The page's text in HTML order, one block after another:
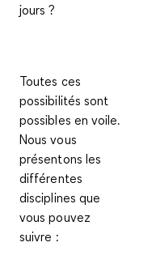
jours ?
Toutes ces
possibilités sont
possibles en voile.
Nous vous
présentons les
différentes
disciplines que
vous pouvez
suivre :